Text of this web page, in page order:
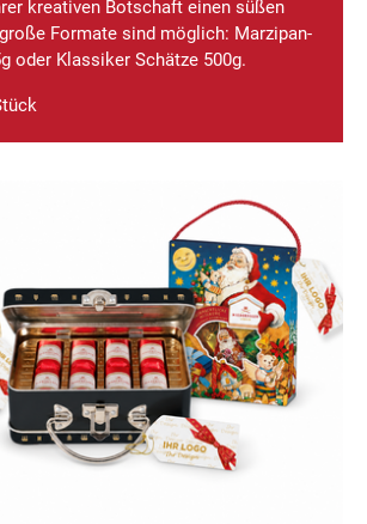
kreativen Botschaft einen süßen
Formate sind möglich: Marzipan-
oder Klassiker Schätze 500g.